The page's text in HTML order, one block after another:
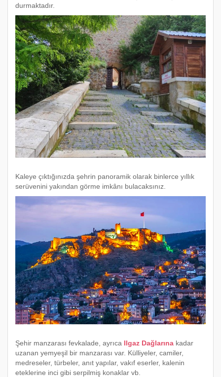
durmaktadır.
Kaleye çıktığınızda şehrin panoramik olarak binlerce yıllık
serüvenini yakından görme imkânı bulacaksınız.
Şehir manzarası fevkalade, ayrıca Ilgaz Dağlarına kadar
uzanan yemyeşil bir manzarası var. Külliyeler, camiler,
medreseler, türbeler, anıt yapılar, vakıf eserler, kalenin
eteklerine inci gibi serpilmiş konaklar vb.